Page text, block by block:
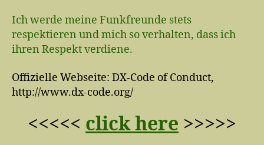
Ich werde meine Funkfreunde stets
respektieren und mich so verhalten, dass ich
ihren Respekt verdiene.
Offizielle Webseite: DX-Code of Conduct,
http://www.dx-code.org/
<<<<< click here >>>>>